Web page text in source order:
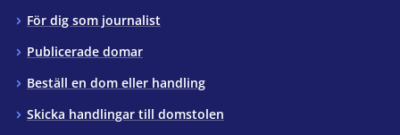
För dig som journalist
Publicerade domar
Beställ en dom eller handling
Skicka handlingar till domstolen